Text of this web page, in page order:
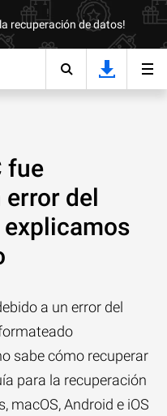
recuperación de datos!
fue
del
a un error del
sabe cómo recuperar
para la recuperación
macOS, Android e iOS